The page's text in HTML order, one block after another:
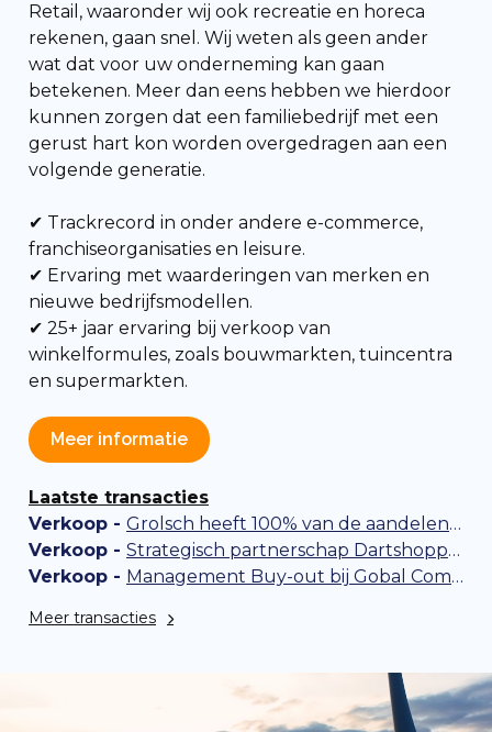
Retail, waaronder wij ook recreatie en horeca
rekenen, gaan snel. Wij weten als geen ander
wat dat voor uw onderneming kan gaan
betekenen. Meer dan eens hebben we hierdoor
kunnen zorgen dat een familiebedrijf met een
gerust hart kon worden overgedragen aan een
volgende generatie.
✔ Trackrecord in onder andere e-commerce,
franchiseorganisaties en leisure.
✔ Ervaring met waarderingen van merken en
nieuwe bedrijfsmodellen.
✔ 25+ jaar ervaring bij verkoop van
winkelformules, zoals bouwmarkten, tuincentra
en supermarkten.
Meer informatie
Laatste transacties
Verkoop - Grolsch heeft 100% van de aandelen in Gulpener overgenomen
Verkoop - Strategisch partnerschap Dartshopper en Waterland
Verkoop - Management Buy-out bij Gobal Communication Components
Meer transacties